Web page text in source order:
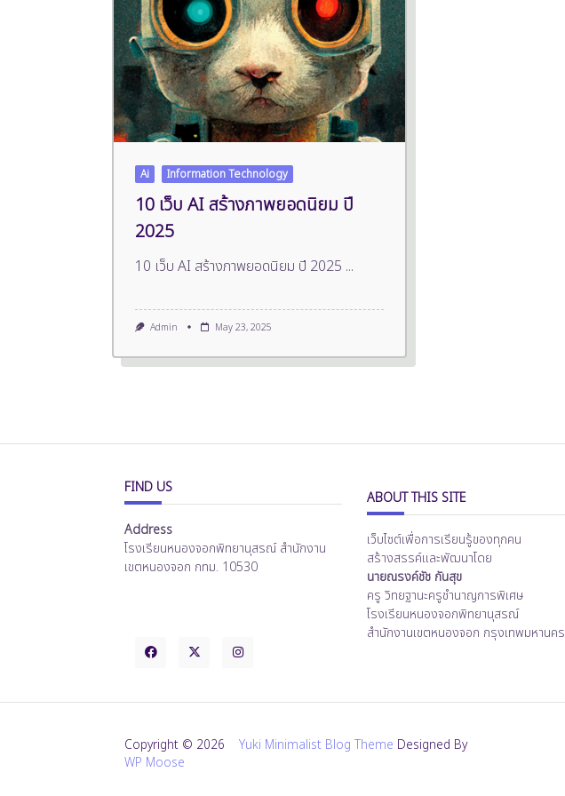
Ai Information Technology
10 เว็บ AI สร้างภาพยอดนิยม ปี
2025
10 เว็บ AI สร้างภาพยอดนิยม ปี 2025 ...
Admin May 23, 2025
FIND US
Address
โรงเรียนหนองจอกพิทยานุสรณ์ สำนักงาน
เขตหนองจอก กทม. 10530
ABOUT THIS SITE
เว็บไซต์เพื่อการเรียนรู้ของทุกคน
สร้างสรรค์และพัฒนาโดย
นายณรงค์ชัช กันสุข
ครู วิทยฐานะครูชำนาญการพิเศษ
โรงเรียนหนองจอกพิทยานุสรณ์
สำนักงานเขตหนองจอก กรุงเทพมหานคร
Copyright © 2026 Yuki Minimalist Blog Theme Designed By
WP Moose